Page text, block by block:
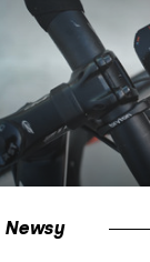
Newsy